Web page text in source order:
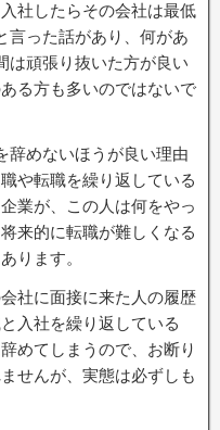
社したらその会社は最低
言った話があり、何があ
は頑張り抜いた方が良い
る方も多いのではないで
辞めないほうが良い理由
や転職を繰り返している
業が、この人は何をやっ
来的に転職が難しくなる
ります。
社に面接に来た人の履歴
入社を繰り返している
めてしまうので、お断り
せんが、実態は必ずしも